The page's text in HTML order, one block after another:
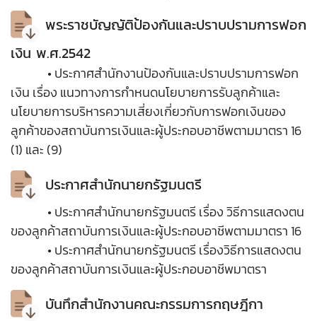
พระราชบัญญัติป้องกันและปราบปรามการฟอก
เงิน พ.ศ.2542
• ประกาศสำนักงานป้องกันและปราบปรามการฟอก
เงิน เรื่อง แนวทางการกำหนดนโยบายการรับลูกค้าและ
นโยบายการบริหารความเสี่ยงเกี่ยวกับการฟอกเงินของ
ลูกค้าของสถาบันการเงินและผู้ประกอบอาชีพตามมาตรา 16
(1) และ (9)
ประกาศสำนักนายกรัฐมนตรี
• ประกาศสำนักนายกรัฐมนตรี เรื่อง วิธีการแสดงตน
ของลูกค้าสถาบันการเงินและผู้ประกอบอาชีพตามมาตรา 16
• ประกาศสำนักนายกรัฐมนตรี เรื่องวิธีการแสดงตน
ของลูกค้าสถาบันการเงินและผู้ประกอบอาชีพมาตรา
บันทึกสำนักงานคณะกรรมการกฤษฎีกา